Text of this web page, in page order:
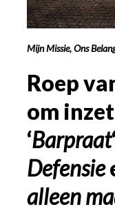
Mijn Missie, Ons
Roep
om inzet
‘Barpraat
Defensie
alleen